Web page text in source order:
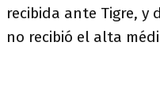
recibida ante Tigre, y
no recibió el alta